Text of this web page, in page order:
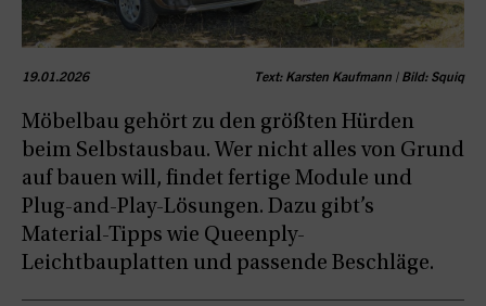
19.01.2026 Text: Karsten Kaufmann | Bild: Squiq
Möbelbau gehört zu den größten Hürden
beim Selbstausbau. Wer nicht alles von Grund
auf bauen will, findet fertige Module und
Plug-and-Play-Lösungen. Dazu gibt’s
Material-Tipps wie Queenply-
Leichtbauplatten und passende Beschläge.